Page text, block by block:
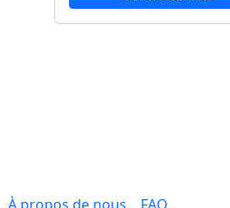
À propos de nous FAQ